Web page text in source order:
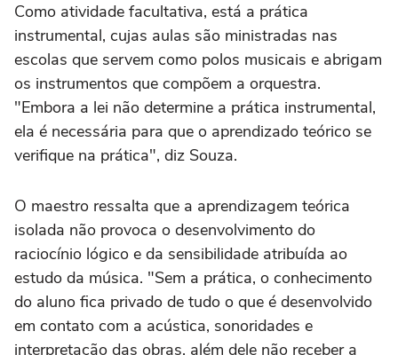
Como atividade facultativa, está a prática
instrumental, cujas aulas são ministradas nas
escolas que servem como polos musicais e abrigam
os instrumentos que compõem a orquestra.
"Embora a lei não determine a prática instrumental,
ela é necessária para que o aprendizado teórico se
verifique na prática", diz Souza.
O maestro ressalta que a aprendizagem teórica
isolada não provoca o desenvolvimento do
raciocínio lógico e da sensibilidade atribuída ao
estudo da música. "Sem a prática, o conhecimento
do aluno fica privado de tudo o que é desenvolvido
em contato com a acústica, sonoridades e
interpretação das obras, além dele não receber a